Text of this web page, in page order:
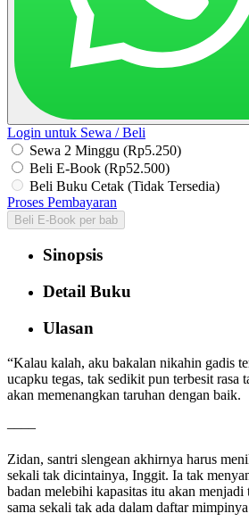
Login untuk Sewa / Beli
Sewa 2 Minggu (Rp5.250)
Beli E-Book (Rp52.500)
Beli Buku Cetak (Tidak Tersedia)
Proses Pembayaran
Beli E-Book per bab
Sinopsis
Detail Buku
Ulasan
“Kalau kalah, aku bakalan nikahin gadis
ucapku tegas, tak sedikit pun terbesit rasa
akan memenangkan taruhan dengan baik.
‒‒‒‒
Zidan, santri slengean akhirnya harus
sekali tak dicintainya, Inggit. Ia tak
badan melebihi kapasitas itu akan
sama sekali tak ada dalam daftar